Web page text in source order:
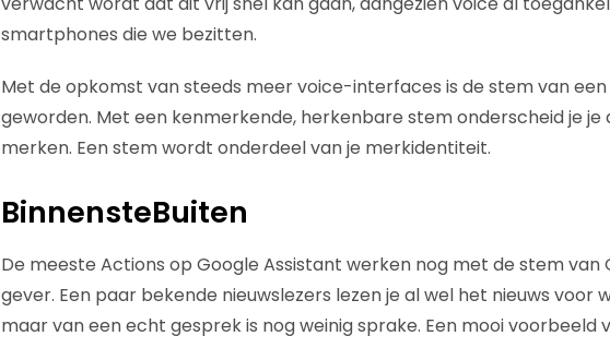
smartphones die we bezitten.
Met de opkomst van steeds meer voice-interfaces is de stem van
geworden. Met een kenmerkende, herkenbare stem onderscheid je je
merken. Een stem wordt onderdeel van je merkidentiteit.
BinnensteBuiten
De meeste Actions op Google Assistant werken nog met de stem van
gever. Een paar bekende nieuwslezers lezen je al wel het nieuws voor
maar van een echt gesprek is nog weinig sprake. Een mooi voorbeeld